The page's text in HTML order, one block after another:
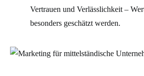
Vertrauen und Verlässlichkeit –
besonders geschätzt werden.